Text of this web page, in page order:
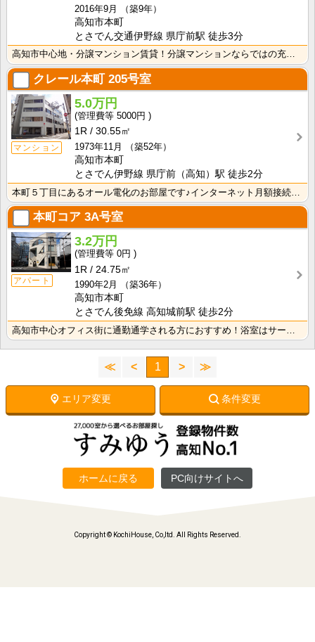
2016年9月
（築9年）
高知市本町
とさでん交通伊野線 県庁前駅 徒歩3分
高知市中心地・分譲マンション賃貸！分譲マンションならではの充実した設備が整っています！シューズクロー･･･
クレール本町 205号室
マンション
5.0万円
5000円
1R
30.55㎡
1973年11月
（築52年）
高知市本町
とさでん伊野線 県庁前（高知）駅 徒歩2分
本町コア 3A号室
アパート
3.2万円
0円
1R
24.75㎡
1990年2月
（築36年）
高知市本町
とさでん後免線 高知城前駅 徒歩2分
≪ < 1 > ≫
エリア変更 条件変更
ホームに戻る PC向けサイトへ
Copyright © KochiHouse, Co,ltd. All Rights Reserved.